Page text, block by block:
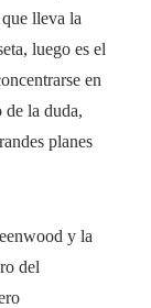
lleva la
luego es el
en
de la duda,
planes
y la
del